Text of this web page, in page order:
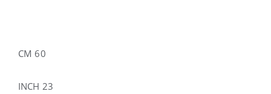
CM 60
INCH 23